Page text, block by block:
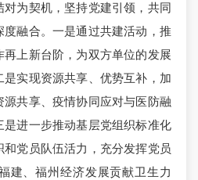
为契机，坚持党建引领，共同
融合。一是通过共建活动，推
上新台阶，为双方单位的发展
实现资源共享、优势互补，加
共享、疫情协同应对与医防融
进一步推动基层党组织标准化
党员队伍活力，充分发挥党员
建、福州经济发展贡献卫生力